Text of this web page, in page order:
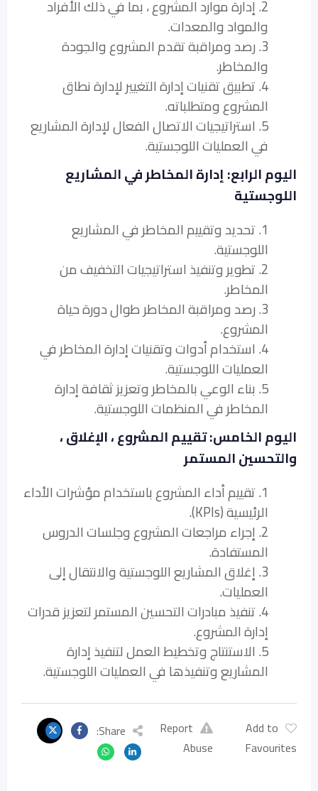
2. إدارة موارد المشروع ، بما في ذلك الأفراد
والمواد والمعدات.
3. رصد ومراقبة تقدم المشروع والجودة
والمخاطر.
4. تطبيق تقنيات إدارة التغيير لإدارة نطاق
المشروع ومتطلباته.
5. استراتيجيات الاتصال الفعال لإدارة المشاريع
في العمليات اللوجستية.
اليوم الرابع: إدارة المخاطر في المشاريع
اللوجستية
1. تحديد وتقييم المخاطر في المشاريع
اللوجستية.
2. تطوير وتنفيذ استراتيجيات التخفيف من
المخاطر.
3. رصد ومراقبة المخاطر طوال دورة حياة
المشروع.
4. استخدام أدوات وتقنيات إدارة المخاطر في
العمليات اللوجستية.
5. بناء الوعي بالمخاطر وتعزيز ثقافة إدارة
المخاطر في المنظمات اللوجستية.
اليوم الخامس: تقييم المشروع ، الإغلاق ،
والتحسين المستمر
1. تقييم أداء المشروع باستخدام مؤشرات الأداء
الرئيسية (KPIs).
2. إجراء مراجعات المشروع وجلسات الدروس
المستفادة.
3. إغلاق المشاريع اللوجستية والانتقال إلى
العمليات.
4. تنفيذ مبادرات التحسين المستمر لتعزيز قدرات
إدارة المشروع.
5. الاستنتاج وتخطيط العمل لتنفيذ إدارة
المشاريع وتنفيذها في العمليات اللوجستية.
Add to
Favourites
Report
Abuse
Share: